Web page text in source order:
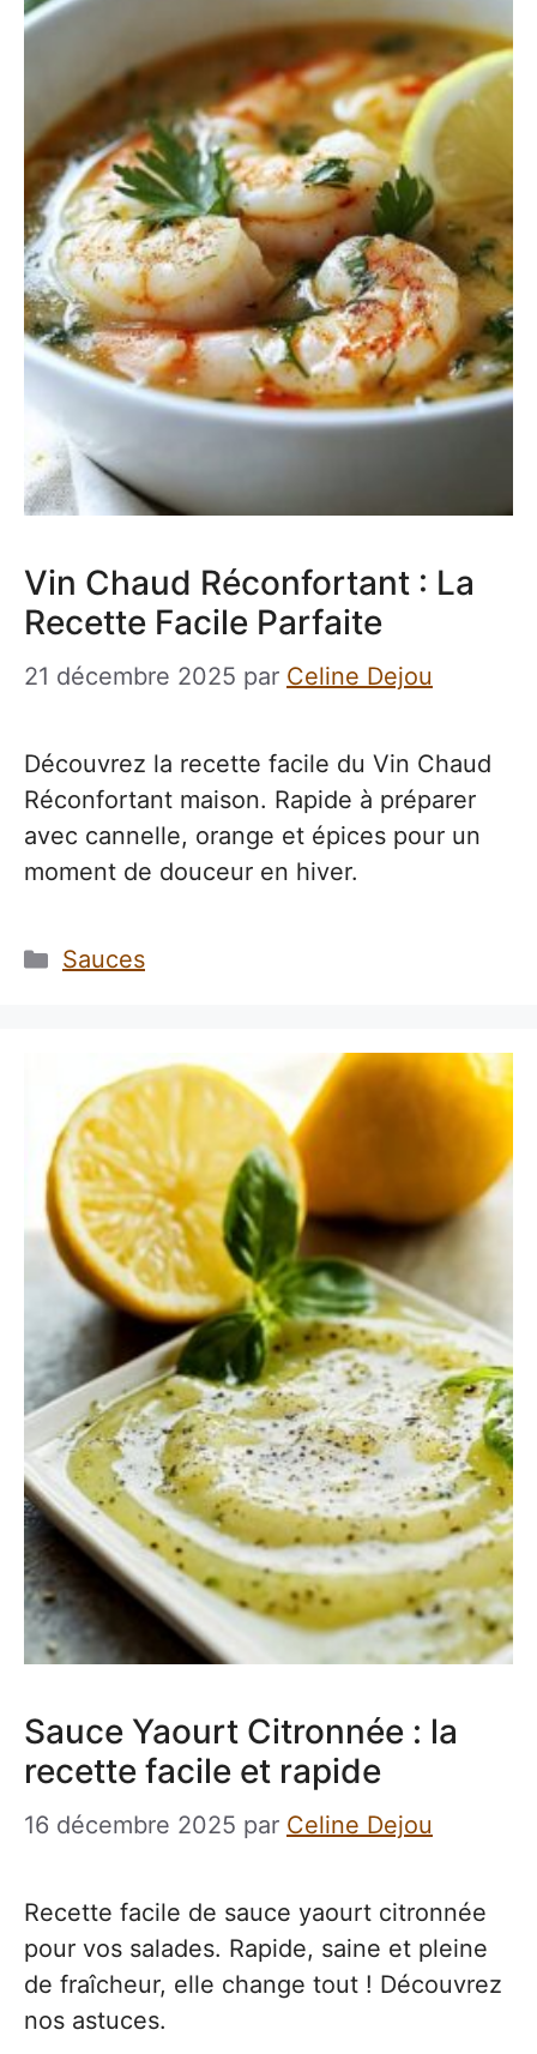
Vin Chaud Réconfortant : La
Recette Facile Parfaite
21 décembre 2025 par Celine Dejou
Découvrez la recette facile du Vin Chaud
Réconfortant maison. Rapide à préparer
avec cannelle, orange et épices pour un
moment de douceur en hiver.
Catégories
Sauces
Sauce Yaourt Citronnée : la
recette facile et rapide
16 décembre 2025 par Celine Dejou
Recette facile de sauce yaourt citronnée
pour vos salades. Rapide, saine et pleine
de fraîcheur, elle change tout ! Découvrez
nos astuces.